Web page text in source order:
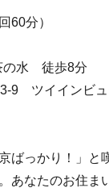
60分）
の水 徒歩8分
9 ツイインビュ
ばっかり！」と
あなたのお住ま